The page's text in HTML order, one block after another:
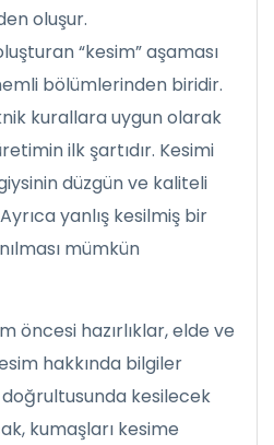
oluşur.
“kesim” aşaması
bölümlerinden biridir.
kurallara uygun olarak
ilk şartıdır. Kesimi
düzgün ve kaliteli
yanlış kesilmiş bir
mümkün
öncesi hazırlıklar, elde ve
hakkında bilgiler
kesilecek
kumaşları kesime